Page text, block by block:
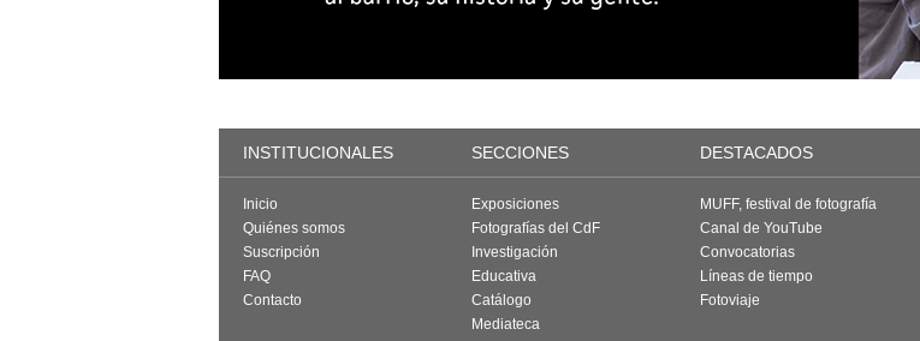
INSTITUCIONALES SECCIONES DESTACADOS
Inicio
Quiénes somos
Suscripción
FAQ
Contacto
Exposiciones
Fotografías del CdF
Investigación
Educativa
Catálogo
Mediateca
MUFF, festival de fotografía
Canal de YouTube
Convocatorias
Líneas de tiempo
Fotoviaje